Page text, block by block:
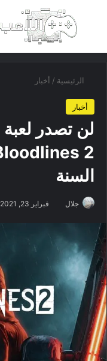
بحث عن
الرئيسية / أخبار
أخبار
السنة
جلال فبراير 23, 2021